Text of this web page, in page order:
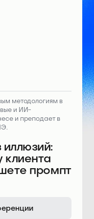
клиента
промпт
методологиям в
и ИИ-
и преподает в